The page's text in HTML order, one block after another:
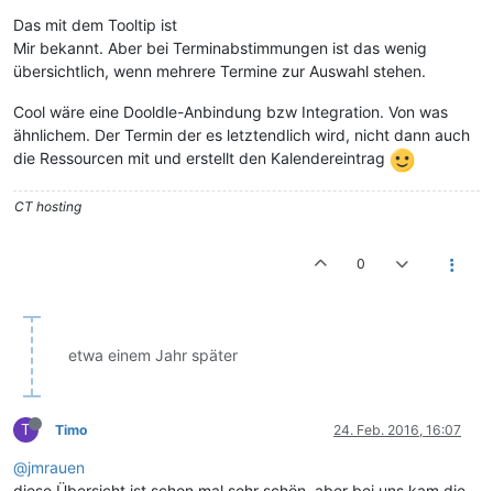
Das mit dem Tooltip ist
Mir bekannt. Aber bei Terminabstimmungen ist das wenig
übersichtlich, wenn mehrere Termine zur Auswahl stehen.
Cool wäre eine Dooldle-Anbindung bzw Integration. Von was
ähnlichem. Der Termin der es letztendlich wird, nicht dann auch
die Ressourcen mit und erstellt den Kalendereintrag
CT hosting
0
etwa einem Jahr später
T Timo 24. Feb. 2016, 16:07
@jmrauen